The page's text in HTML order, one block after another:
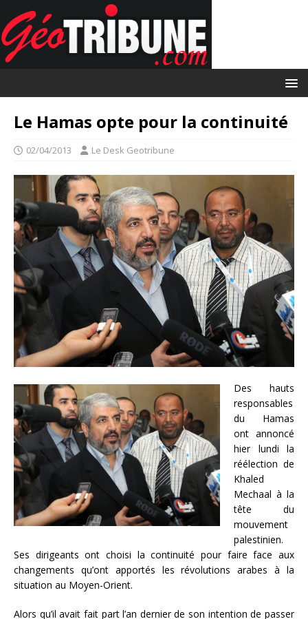
Le Hamas opte pour la continuité
02/04/2013 Le Desk Geotribune
Des hauts
responsables
du Hamas
ont annoncé
hier lundi la
réélection de
Khaled
Mechaal à la
tête du
mouvement
palestinien.
Ses dirigeants ont choisi la continuité pour faire face aux
changements qu’ont apportés les révolutions arabes à la
situation au Moyen-Orient.
Alors qu’il avait fait part l’an dernier de son intention de passer